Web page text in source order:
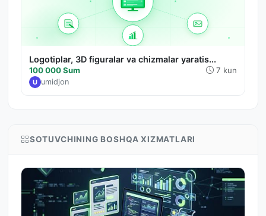
Logotiplar, 3D figuralar va chizmalar yaratis...
100 000 Sum 7 kun
U umidjon
SOTUVCHINING BOSHQA XIZMATLARI